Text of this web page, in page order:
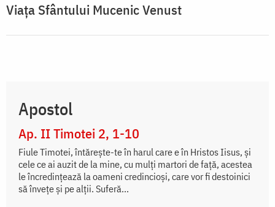
Viaţa Sfântului Mucenic Venust
Apostol
Ap. II Timotei 2, 1-10
Fiule Timotei, întăreşte-te în harul care e în Hristos Iisus, şi
cele ce ai auzit de la mine, cu mulţi martori de faţă, acestea
le încredinţează la oameni credincioşi, care vor fi destoinici
să înveţe şi pe alţii. Suferă...